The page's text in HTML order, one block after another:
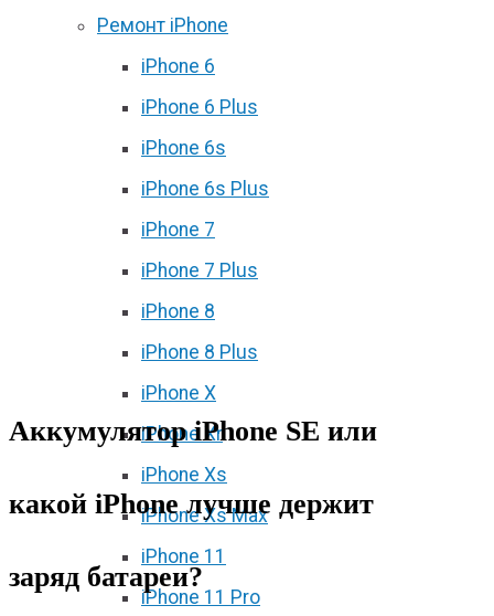
Ремонт iPhone
iPhone 6
iPhone 6 Plus
iPhone 6s
iPhone 6s Plus
iPhone 7
iPhone 7 Plus
iPhone 8
iPhone 8 Plus
iPhone X
iPhone Xr
iPhone Xs
iPhone Xs Max
iPhone 11
iPhone 11 Pro
Аккумулятор iPhone SE или
какой iPhone лучше держит
заряд батареи?